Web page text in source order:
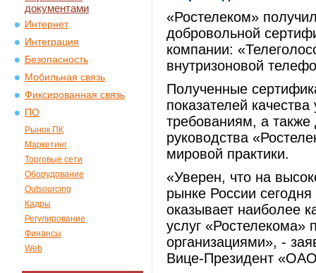
документами
Интернет
Интеграция
Безопасность
Мобильная связь
Фиксированная связь
ПО
Рынок ПК
Маркетинг
Торговые сети
Оборудование
Outsourcing
Кадры
Регулирование
Финансы
Web
«Ростелеком»
добровольной
компании:
внутризоновой
Полученные
показателей
требованиям, а
руководства
мировой практики.
«Уверен, что на
рынке России
оказывает наиболее
услуг «Ростелекома»
организациями», -
Вице-Президент